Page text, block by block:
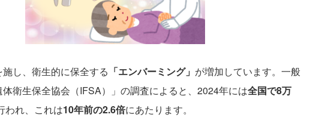
し、衛生的に保全する 「エンバーミング」 が増加しています。一般
衛生保全協会（IFSA）」の調査によると、2024年には全国で8万
われ、これは10年前の2.6倍にあたります。